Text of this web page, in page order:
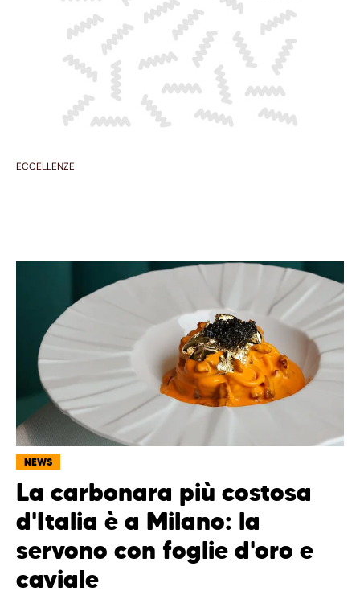
ECCELLENZE
NEWS
La carbonara più costosa
d'Italia è a Milano: la
servono con foglie d'oro e
caviale